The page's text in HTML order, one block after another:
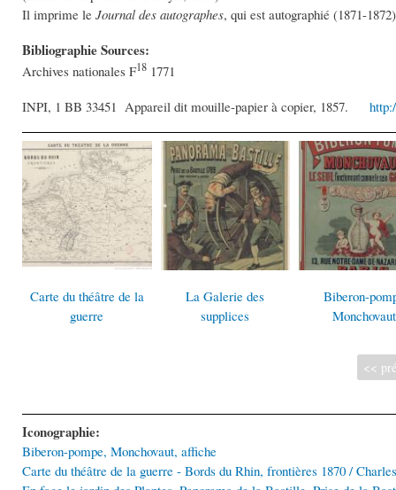
Il imprime le Journal des autographes, qui est autographié (1871-
Bibliographie Sources:
Archives nationales F18 1771
INPI, 1 BB 33451 Appareil dit mouille-papier à copier, 1857.
Carte du théâtre de la
guerre
La Galerie des
supplices
Biberon-
Monchovaut
<<
Iconographie:
Biberon-pompe, Monchovaut, affiche
Carte du théâtre de la guerre - Bords du Rhin, frontières 1870 /